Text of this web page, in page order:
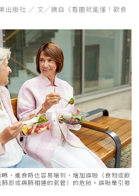
出版社 ／ 文／摘自《看圖就能懂！軟食
，進食時也容易嗆到，增加誤吸（食物或飲
部或與肺相連的氣管）的危險。誤吸是引發